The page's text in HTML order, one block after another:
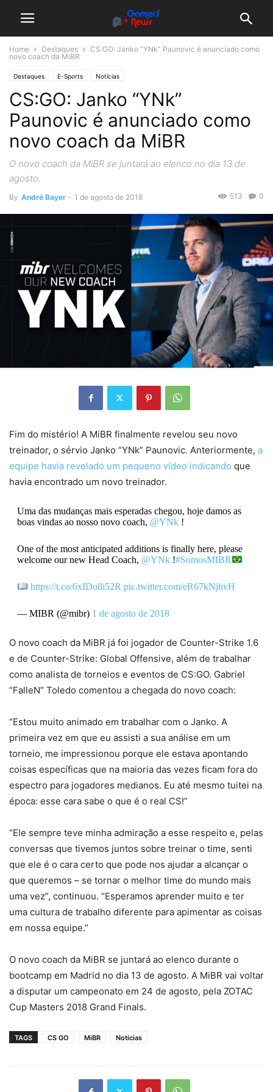
Home Destaques
CS:GO: Janko “YNk” Paunovic é anunciado como
novo coach da MiBR
Destaques E-Sports Notícias
CS:GO: Janko “YNk”
Paunovic é anunciado como
novo coach da MiBR
O novo coach da MiBR se juntará ao elenco no dia 13 de
agosto.
By André Bayer - 1 de agosto de 2018 0
513
Fim do mistério! A MiBR finalmente revelou seu novo
treinador, o sérvio Janko “YNk” Paunovic. Anteriormente, a
equipe havia revelado um pequeno vídeo indicando que
havia encontrado um novo treinador.
Uma das mudanças mais esperadas chegou, hoje damos as
boas vindas ao nosso novo coach, @YNk!
One of the most anticipated additions is finally here, please
welcome our new Head Coach, @YNk!#SomosMIBR
https://t.co/6xIDo8i52R pic.twitter.com/eR67kNjhvH
— MIBR (@mibr) 1 de agosto de 2018
O novo coach da MiBR já foi jogador de Counter-Strike 1.6
e de Counter-Strike: Global Offensive, além de trabalhar
como analista de torneios e eventos de CS:GO. Gabriel
“FalleN” Toledo comentou a chegada do novo coach:
“Estou muito animado em trabalhar com o Janko. A
primeira vez em que eu assisti a sua análise em um
torneio, me impressionou porque ele estava apontando
coisas específicas que na maioria das vezes ficam fora do
espectro para jogadores medianos. Eu até mesmo tuitei na
época: esse cara sabe o que é o real CS!”
“Ele sempre teve minha admiração a esse respeito e, pelas
conversas que tivemos juntos sobre treinar o time, senti
que ele é o cara certo que pode nos ajudar a alcançar o
que queremos – se tornar o melhor time do mundo mais
uma vez”, continuou. “Esperamos aprender muito e ter
uma cultura de trabalho diferente para apimentar as coisas
em nossa equipe.”
O novo coach da MiBR se juntará ao elenco durante o
bootcamp em Madrid no dia 13 de agosto. A MiBR vai voltar
a disputar um campeonato em 24 de agosto, pela ZOTAC
Cup Masters 2018 Grand Finals.
TAGS CS GO MiBR Notícias